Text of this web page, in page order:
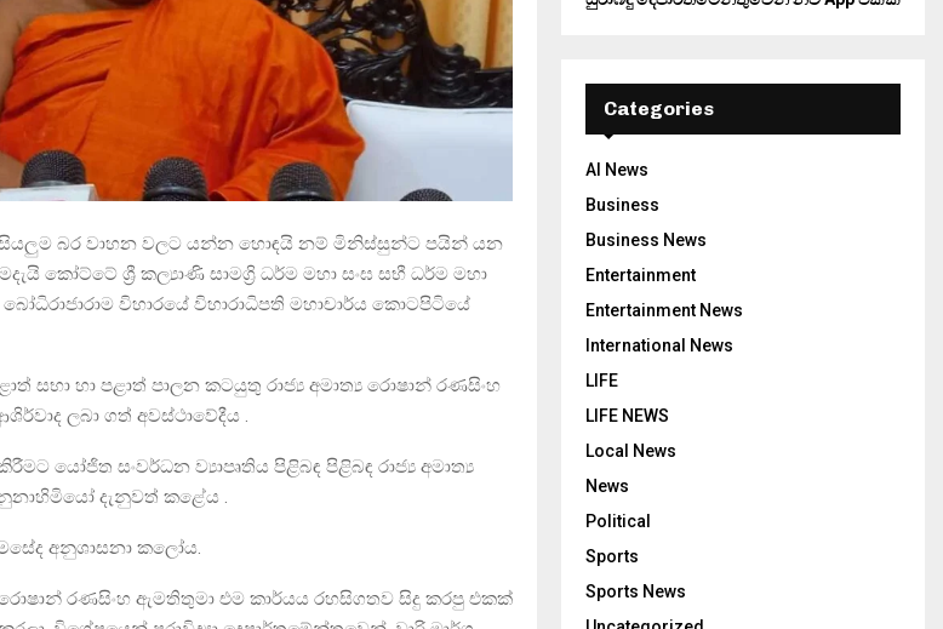
සියලුම බර වාහන වලට යන්න හොඳයි නම් මිනිස්සුන්ට පයින් යන
කෝට්ටේ ශ්‍රී කල්‍යාණි සාමග්‍රි ධර්ම මහා සංඝ සභී ධර්ම මහා
බෝධිරාජාරාම විහාරයේ විහාරාධිපති මහාචාර්ය කොටපිටියේ
සභා හා පළාත් පාලන කටයුතු රාජ්‍ය අමාත්‍ය රොෂාන් රණසිංහ
ලබා ගත් අවස්ථාවේදීය .
කිරීමට යෝජිත සංවර්ධන ව්‍යාපෘතිය පිළිබඳ පිළිබඳ රාජ්‍ය අමාත්‍ය
දැනුවත් කළේය .
අනුශාසනා කලෝය.
රොෂාන් රණසිංහ ඇමතිතුමා එම කාර්යය රහසිගතව සිදු කරපු එකක්
Categories
AI News
Business
Business News
Entertainment
Entertainment News
International News
LIFE
LIFE NEWS
Local News
News
Political
Sports
Sports News